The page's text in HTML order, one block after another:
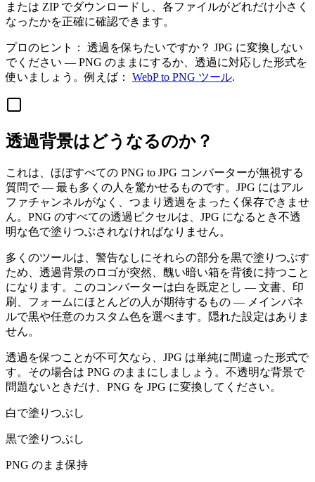
または ZIP でダウンロードし、各ファイルがどれだけ小さく
なったかを正確に確認できます。
プロのヒント：
透過を保ちたいですか？ JPG に変換しない
でください — PNG のままにするか、透過に対応した形式を
使いましょう。例えば：
WebP to PNG ツール.
透過背景はどうなるのか？
これは、ほぼすべての PNG to JPG コンバーターが無視する
質問で — 最も多くの人を驚かせるものです。JPG にはアル
ファチャンネルがなく、つまり透過をまったく保存できませ
ん。PNG のすべての透過ピクセルは、JPG になるとき不透
明な色で塗りつぶされなければなりません。
多くのツールは、警告なしにそれらの部分を黒で塗りつぶす
ため、透過背景のロゴが突然、醜い暗い箱を背後に持つこと
になります。このコンバーターは白を既定とし — 文書、印
刷、フォームにほとんどの人が期待するもの — メインパネ
ルで黒や任意のカスタム色を選べます。隠れた設定はありま
せん。
透過を保つことが不可欠なら、JPG は単純に間違った形式で
す。その場合は PNG のままにしましょう。不透明な背景で
問題ないときだけ、PNG を JPG に変換してください。
白で塗りつぶし
黒で塗りつぶし
PNG のまま保持